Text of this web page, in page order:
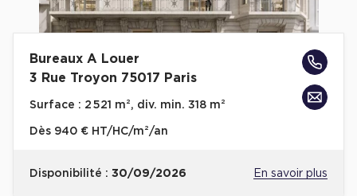
Bureaux A Louer
3 Rue Troyon 75017 Paris
Surface : 2 521 m², div. min. 318 m²
Dès 940 € HT/HC/m²/an
Disponibilité : 30/09/2026 En savoir plus